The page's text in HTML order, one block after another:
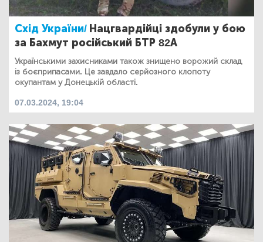
Схід України/ Нацгвардійці здобули у бою
за Бахмут російський БТР 82А
Українськими захисниками також знищено ворожий склад
із боєприпасами. Це завдало серйозного клопоту
окупантам у Донецькій області.
07.03.2024, 19:04